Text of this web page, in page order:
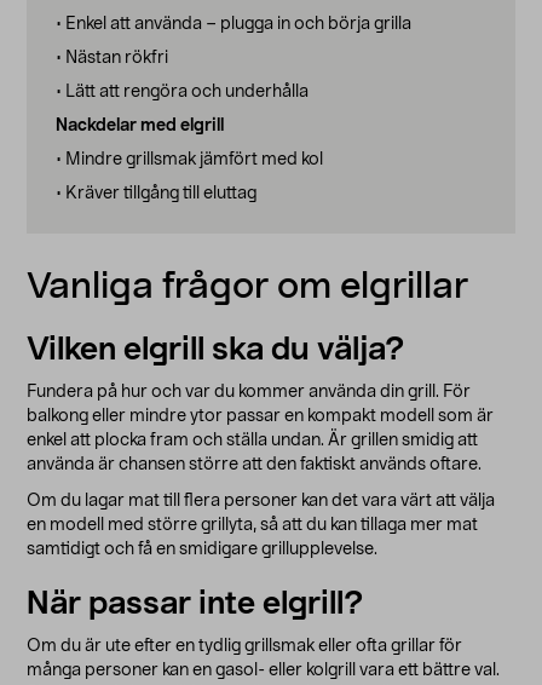
• Enkel att använda – plugga in och börja grilla
• Nästan rökfri
• Lätt att rengöra och underhålla
Nackdelar med elgrill
• Mindre grillsmak jämfört med kol
• Kräver tillgång till eluttag
Vanliga frågor om elgrillar
Vilken elgrill ska du välja?
Fundera på hur och var du kommer använda din grill. För
balkong eller mindre ytor passar en kompakt modell som är
enkel att plocka fram och ställa undan. Är grillen smidig att
använda är chansen större att den faktiskt används oftare.
Om du lagar mat till flera personer kan det vara värt att välja
en modell med större grillyta, så att du kan tillaga mer mat
samtidigt och få en smidigare grillupplevelse.
När passar inte elgrill?
Om du är ute efter en tydlig grillsmak eller ofta grillar för
många personer kan en gasol- eller kolgrill vara ett bättre val.